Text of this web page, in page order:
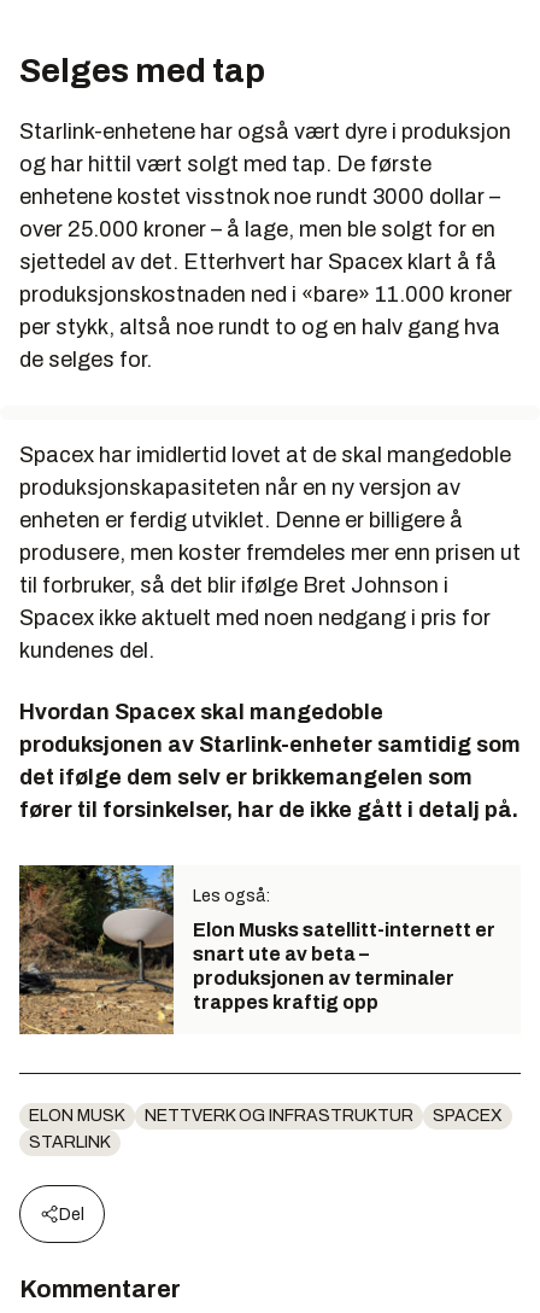
Selges med tap
Starlink-enhetene har også vært dyre i produksjon
og har hittil vært solgt med tap. De første
enhetene kostet visstnok noe rundt 3000 dollar –
over 25.000 kroner – å lage, men ble solgt for en
sjettedel av det. Etterhvert har Spacex klart å få
produksjonskostnaden ned i «bare» 11.000 kroner
per stykk, altså noe rundt to og en halv gang hva
de selges for.
Spacex har imidlertid lovet at de skal mangedoble
produksjonskapasiteten når en ny versjon av
enheten er ferdig utviklet. Denne er billigere å
produsere, men koster fremdeles mer enn prisen ut
til forbruker, så det blir ifølge Bret Johnson i
Spacex ikke aktuelt med noen nedgang i pris for
kundenes del.
Hvordan Spacex skal mangedoble
produksjonen av Starlink-enheter samtidig som
det ifølge dem selv er brikkemangelen som
fører til forsinkelser, har de ikke gått i detalj på.
Les også:
Elon Musks satellitt-internett er
snart ute av beta –
produksjonen av terminaler
trappes kraftig opp
ELON MUSK NETTVERK OG INFRASTRUKTUR
SPACEX
STARLINK
Del
Kommentarer